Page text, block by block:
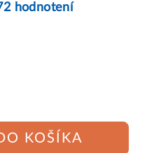
hodnotení
KOŠÍKA